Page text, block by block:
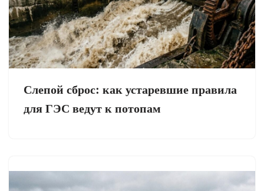
Слепой сброс: как устаревшие правила
для ГЭС ведут к потопам